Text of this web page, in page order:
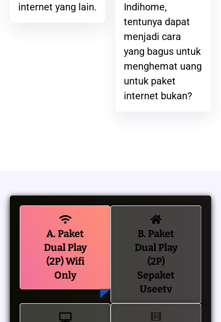
internet yang lain.
Indihome,
tentunya dapat
menjadi cara
yang bagus untuk
menghemat uang
untuk paket
internet bukan?
A. Paket
Dual Play
(2P) Wifi
Only
B. Paket
Dual Play
(2P)
Sepaket
Useetv